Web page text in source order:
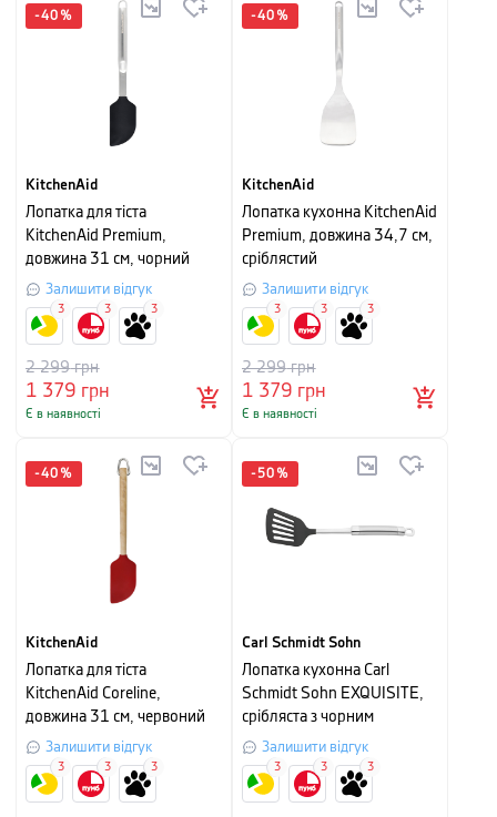
-40 %
KitchenAid
Лопатка для тіста
KitchenAid Premium,
довжина 31 см, чорний
Залишити відгук
1 379 грн
2 299грн
Є в наявності
3 3 3
-40 %
KitchenAid
Лопатка кухонна KitchenAid
Premium, довжина 34,7 см,
сріблястий
Залишити відгук
1 379 грн
2 299грн
Є в наявності
3 3 3
-40 %
KitchenAid
Лопатка для тіста
KitchenAid Coreline,
довжина 31 см, червоний
Залишити відгук
3 3 3
-50 %
Carl Schmidt Sohn
Лопатка кухонна Carl
Schmidt Sohn EXQUISITE,
срібляста з чорним
Залишити відгук
3 3 3